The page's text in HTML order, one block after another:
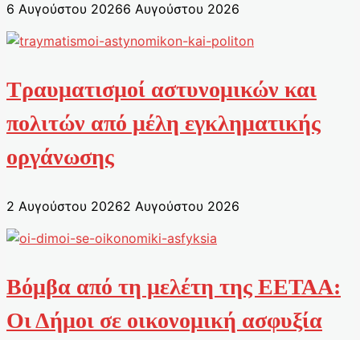
6 Αυγούστου 20266 Αυγούστου 2026
Τραυματισμοί αστυνομικών και
πολιτών από μέλη εγκληματικής
οργάνωσης
2 Αυγούστου 20262 Αυγούστου 2026
Βόμβα από τη μελέτη της ΕΕΤΑΑ:
Οι Δήμοι σε οικονομική ασφυξία